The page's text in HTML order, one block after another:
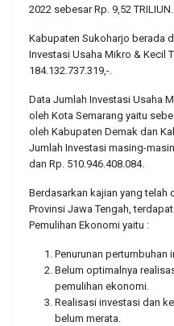
2022 sebesar Rp. 9,52 TRILIUN.
Kabupaten Sukoharjo berada
Investasi Usaha Mikro & Kecil
184.132.737.319,-.
Data Jumlah Investasi Usaha
oleh Kota Semarang yaitu
oleh Kabupaten Demak dan
Jumlah Investasi masing-
dan Rp. 510.946.408.084.
Berdasarkan kajian yang telah
Provinsi Jawa Tengah,
Pemulihan Ekonomi yaitu :
Penurunan pertumbuhan
Belum optimalnya
pemulihan ekonomi.
Realisasi investasi dan
belum merata.